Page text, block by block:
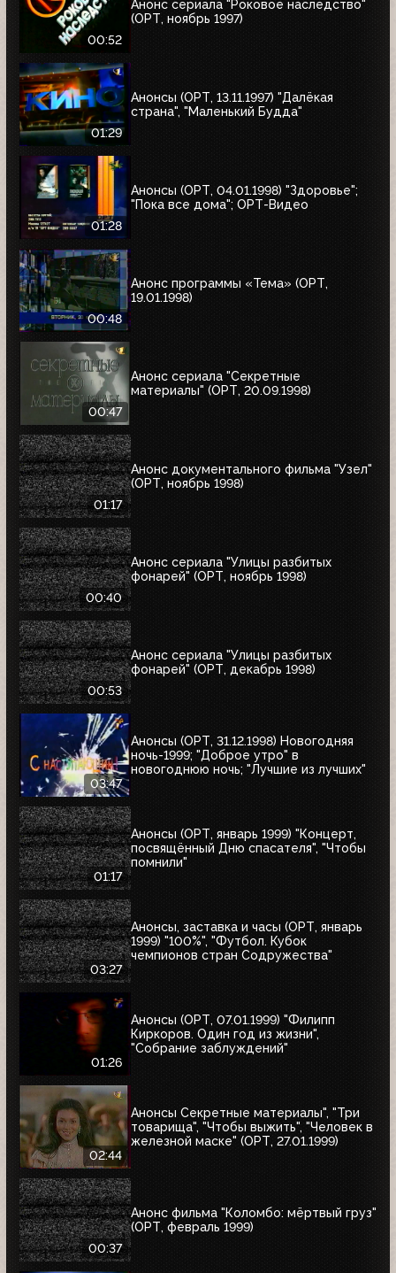
00:52
Анонс сериала "Роковое наследство"
(ОРТ, ноябрь 1997)
01:29
Анонсы (ОРТ, 13.11.1997) "Далёкая
страна", "Маленький Будда"
01:28
Анонсы (ОРТ, 04.01.1998) "Здоровье";
"Пока все дома"; ОРТ-Видео
00:48
Анонс программы «Тема» (ОРТ,
19.01.1998)
00:47
Анонс сериала "Секретные
материалы" (ОРТ, 20.09.1998)
01:17
Анонс документального фильма "Узел"
(ОРТ, ноябрь 1998)
00:40
Анонс сериала "Улицы разбитых
фонарей" (ОРТ, ноябрь 1998)
00:53
Анонс сериала "Улицы разбитых
фонарей" (ОРТ, декабрь 1998)
03:47
Анонсы (ОРТ, 31.12.1998) Новогодняя
ночь-1999; "Доброе утро" в
новогоднюю ночь; "Лучшие из лучших"
01:17
Анонсы (ОРТ, январь 1999) "Концерт,
посвящённый Дню спасателя", "Чтобы
помнили"
03:27
Анонсы, заставка и часы (ОРТ, январь
1999) "100%", "Футбол. Кубок
чемпионов стран Содружества"
01:26
Анонсы (ОРТ, 07.01.1999) "Филипп
Киркоров. Один год из жизни",
"Собрание заблуждений"
02:44
Анонсы Секретные материалы", "Три
товарища", "Чтобы выжить", "Человек в
железной маске" (ОРТ, 27.01.1999)
00:37
Анонс фильма "Коломбо: мёртвый груз"
(ОРТ, февраль 1999)